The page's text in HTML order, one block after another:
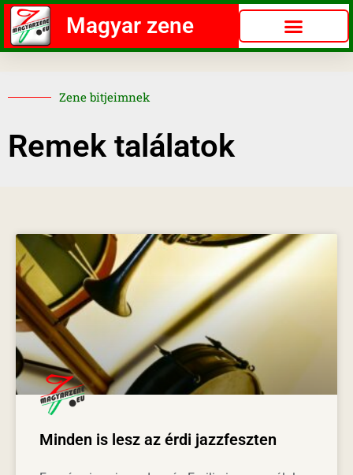
Magyar zene
Zene bitjeimnek
Remek találatok
Minden is lesz az érdi jazzfeszten